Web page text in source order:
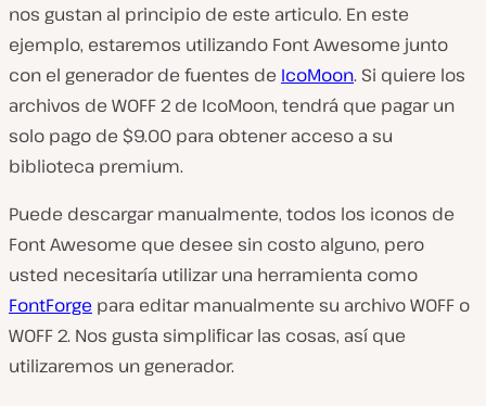
nos gustan al principio de este articulo. En este
ejemplo, estaremos utilizando Font Awesome junto
con el generador de fuentes de IcoMoon. Si quiere los
archivos de WOFF 2 de IcoMoon, tendrá que pagar un
solo pago de $9.00 para obtener acceso a su
biblioteca premium.
Puede descargar manualmente, todos los iconos de
Font Awesome que desee sin costo alguno, pero
usted necesitaría utilizar una herramienta como
FontForge para editar manualmente su archivo WOFF o
WOFF 2. Nos gusta simplificar las cosas, así que
utilizaremos un generador.